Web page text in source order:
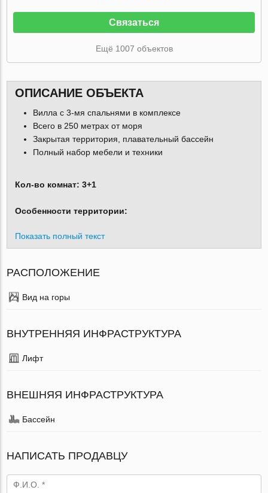
Связаться
Ещё 1007 объектов
ОПИСАНИЕ ОБЪЕКТА
Вилла с 3-мя спальнями в комплексе
Всего в 250 метрах от моря
Закрытая территория, плавательный бассейн
Полный набор мебели и техники
Кол-во комнат: 3+1
Особенности территории:
Показать полный текст
РАСПОЛОЖЕНИЕ
Вид на горы
ВНУТРЕННЯЯ ИНФРАСТРУКТУРА
Лифт
ВНЕШНЯЯ ИНФРАСТРУКТУРА
Бассейн
НАПИСАТЬ ПРОДАВЦУ